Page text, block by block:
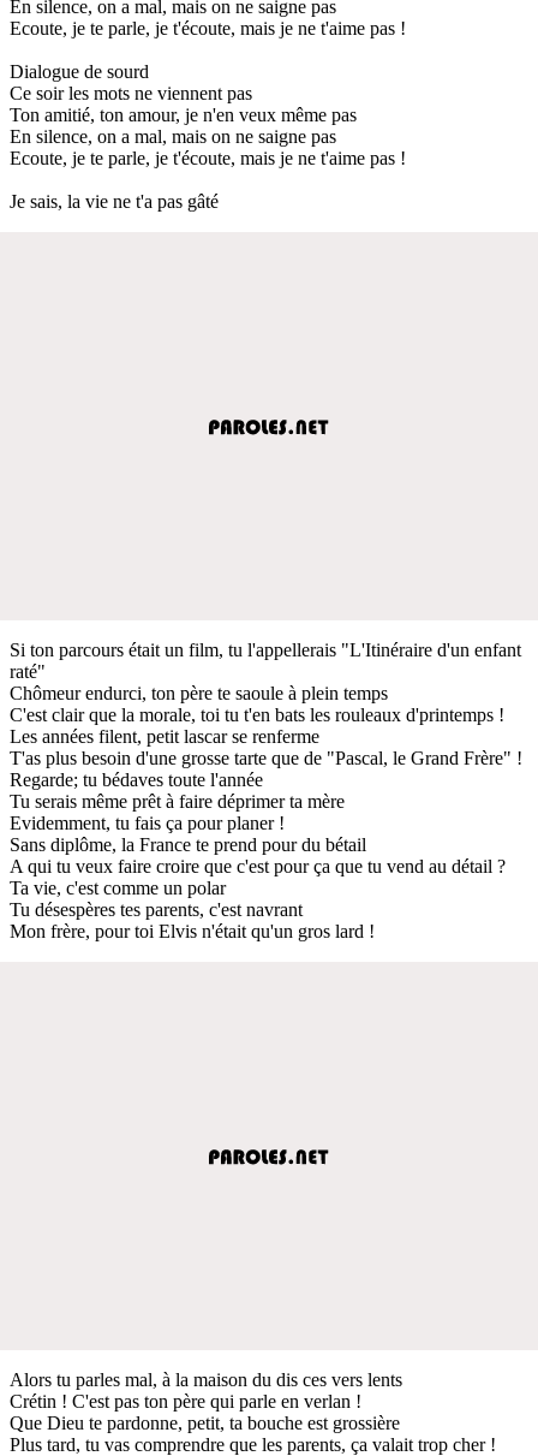
En silence, on a mal, mais on ne saigne pas
Ecoute, je te parle, je t'écoute, mais je ne t'aime pas !
Dialogue de sourd
Ce soir les mots ne viennent pas
Ton amitié, ton amour, je n'en veux même pas
En silence, on a mal, mais on ne saigne pas
Ecoute, je te parle, je t'écoute, mais je ne t'aime pas !
Je sais, la vie ne t'a pas gâté
Si ton parcours était un film, tu l'appellerais "L'Itinéraire d'un enfant
raté"
Chômeur endurci, ton père te saoule à plein temps
C'est clair que la morale, toi tu t'en bats les rouleaux d'printemps !
Les années filent, petit lascar se renferme
T'as plus besoin d'une grosse tarte que de "Pascal, le Grand Frère" !
Regarde; tu bédaves toute l'année
Tu serais même prêt à faire déprimer ta mère
Evidemment, tu fais ça pour planer !
Sans diplôme, la France te prend pour du bétail
A qui tu veux faire croire que c'est pour ça que tu vend au détail ?
Ta vie, c'est comme un polar
Tu désespères tes parents, c'est navrant
Mon frère, pour toi Elvis n'était qu'un gros lard !
Alors tu parles mal, à la maison du dis ces vers lents
Crétin ! C'est pas ton père qui parle en verlan !
Que Dieu te pardonne, petit, ta bouche est grossière
Plus tard, tu vas comprendre que les parents, ça valait trop cher !